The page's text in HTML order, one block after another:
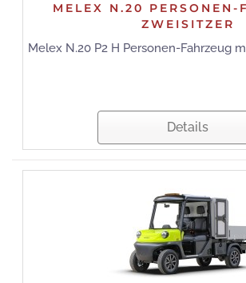
MELEX N.20 PERSONEN-
ZWEISITZER
Melex N.20 P2 H Personen-Fahrzeug
Details